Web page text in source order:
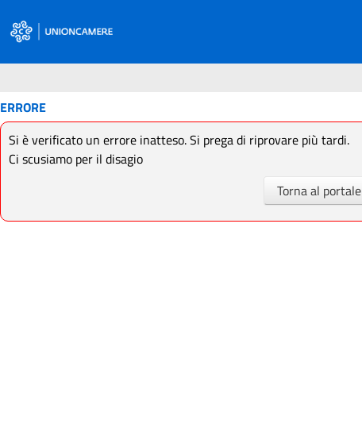
ERRORE
Si è verificato un errore inatteso. Si prega di riprovare più tardi.
Ci scusiamo per il disagio
Torna al portale